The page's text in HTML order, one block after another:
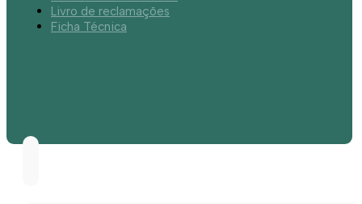
Livro de reclamações
Ficha Técnica